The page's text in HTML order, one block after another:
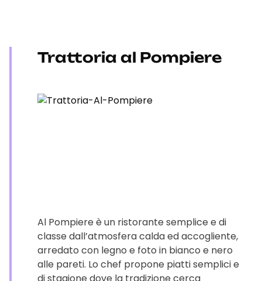
Trattoria al Pompiere
Al Pompiere è un ristorante semplice e di
classe dall’atmosfera calda ed accogliente,
arredato con legno e foto in bianco e nero
alle pareti. Lo chef propone piatti semplici e